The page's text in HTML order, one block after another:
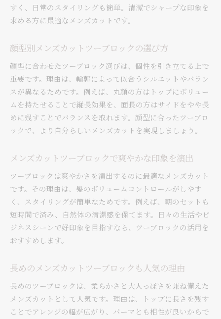
似合うツーブロックを見つけるチェックポイン
ト
ノーセットでも決まるツーブロックの条件とは
メンズカットで失敗しないツーブロックの見極
め方
刈り上げとツーブロックの違いを徹底解説
メンズカットで知るべき刈り上げとツーブロッ
クの違い
ツーブロックと刈り上げのメリット・デメリッ
メンズカット選びで迷う刈り上げとツーブロッ
ク
ツーブロックと刈り上げの印象の違いに注目
ショートから長めまで楽しめるツーブロック活
用法
自分に合うメンズカットはツーブロックか刈り
上げか
メンズカットで好印象なビジネス向けツーブロ
ック
ビジネスシーンに適した清潔感あるツーブロッ
ク提案
すく、日常のスタイリングも簡単。清潔でシャープな印象を
求める方に最適なメンズカットです。
顔型別メンズカットツーブロックの選び方
顔型に合わせたツーブロック選びは、個性を引き立てる上で
重要です。理由は、輪郭によって似合うシルエットやバラン
スが異なるためです。例えば、丸顔の方はトップにボリュー
ムを持たせることで縦長効果を、面長の方はサイドをやや長
めに残すことでバランスを取れます。顔型に合ったツーブロ
ックで、より自分らしいメンズカットを実現しましょう。
メンズカットツーブロックで爽やかな印象を演出
ツーブロックは爽やかさを演出するのに最適なメンズカット
です。その理由は、髪のボリュームコントロールがしやす
く、スタイリングが簡単なためです。例えば、朝のセットも
短時間で済み、自然体の清潔感を保てます。日々の生活やビ
ジネスシーンで好印象を目指すなら、ツーブロックの活用を
おすすめします。
長めのメンズカットツーブロックも人気の理由
長めのツーブロックは、柔らかさと大人っぽさを兼ね備えた
メンズカットとして人気です。理由は、トップに長さを残す
ことでアレンジの幅が広がり、パーマとも相性が良いからで